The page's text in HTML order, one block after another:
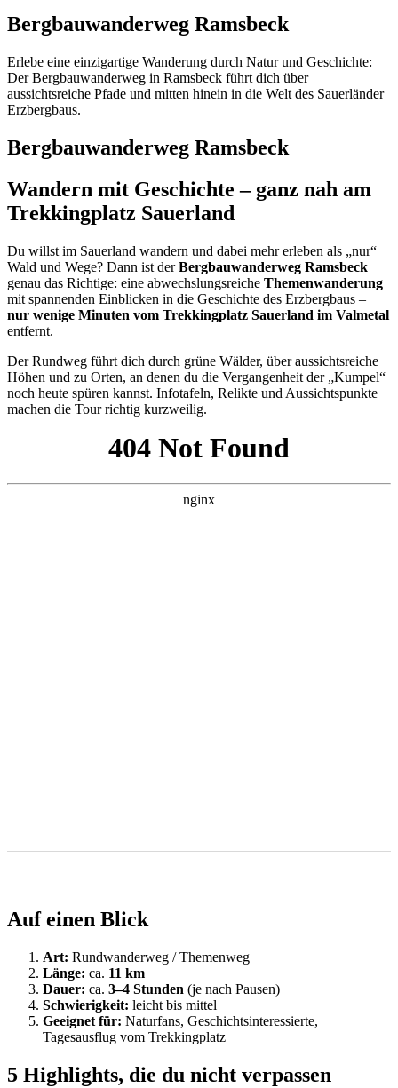
Bergbauwanderweg Ramsbeck
Erlebe eine einzigartige Wanderung durch Natur und Geschichte:
Der Bergbauwanderweg in Ramsbeck führt dich über
aussichtsreiche Pfade und mitten hinein in die Welt des Sauerländer
Erzbergbaus.
Bergbauwanderweg Ramsbeck
Wandern mit Geschichte – ganz nah am
Trekkingplatz Sauerland
Du willst im Sauerland wandern und dabei mehr erleben als „nur“
Wald und Wege? Dann ist derBergbauwanderweg Ramsbeck
genau das Richtige: eine abwechslungsreiche Themenwanderung
mit spannenden Einblicken in die Geschichte des Erzbergbaus –
nur wenige Minuten vom Trekkingplatz Sauerland im Valmetal
entfernt.
Der Rundweg führt dich durch grüne Wälder, über aussichtsreiche
Höhen und zu Orten, an denen du die Vergangenheit der „Kumpel“
noch heute spüren kannst. Infotafeln, Relikte und Aussichtspunkte
machen die Tour richtig kurzweilig.
Auf einen Blick
Art: Rundwanderweg / Themenweg
Länge: ca. 11 km
Dauer: ca. 3–4 Stunden (je nach Pausen)
Schwierigkeit: leicht bis mittel
Geeignet für: Naturfans, Geschichtsinteressierte,
Tagesausflug vom Trekkingplatz
5 Highlights, die du nicht verpassen